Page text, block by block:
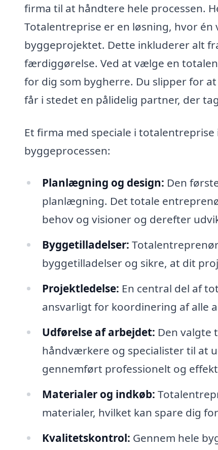
firma til at håndtere hele processen.
Totalentreprise er en løsning, hvor
byggeprojektet. Dette inkluderer alt
færdiggørelse. Ved at vælge en
for dig som bygherre. Du slipper for
får i stedet en pålidelig partner, der
Et firma med speciale i
byggeprocessen:
Planlægning og design: Den
planlægning. Det totale
behov og visioner og derefter
Byggetilladelser:
byggetilladelser og sikre, at dit
Projektledelse: En central del af
ansvarligt for koordinering af alle
Udførelse af arbejdet: Den valgte
håndværkere og specialister til at
gennemført professionelt og
Materialer og indkøb:
materialer, hvilket kan spare dig
Kvalitetskontrol: Gennem hele